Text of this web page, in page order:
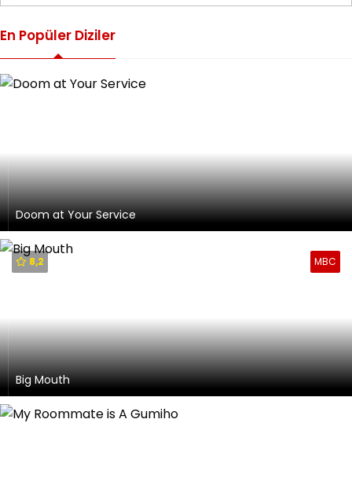
En Popüler Diziler
Doom at Your Service
MBC
8,2
Big Mouth